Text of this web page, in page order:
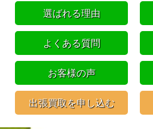
選ばれる理由
よくある質問
お客様の声
出張買取を申し込む